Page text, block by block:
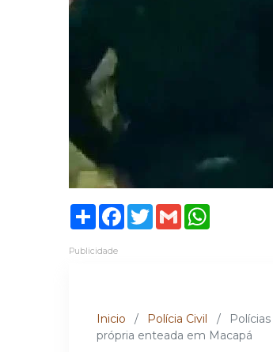
ShareFacebook
TwitterGmail
Publicidade
Inicio / Polícia Civil /
própria enteada em Macapá